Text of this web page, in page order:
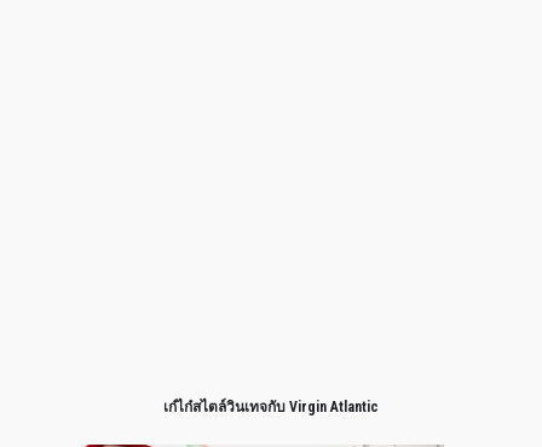
เก๋ไก๋สไตล์วินเทจกับ Virgin Atlantic